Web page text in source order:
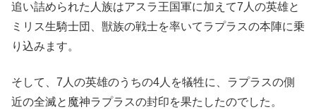
追い詰められた人族はアスラ王国軍に加えて7人の英雄と
ミリス生騎士団、獣族の戦士を率いてラプラスの本陣に乗
り込みます。
そして、7人の英雄のうちの4人を犠牲に、ラプラスの側
近の全滅と魔神ラプラスの封印を果たしたのでした。